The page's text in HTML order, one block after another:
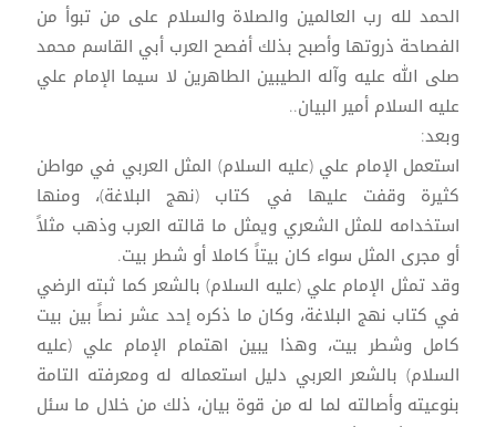
الحمد لله رب العالمين والصلاة والسلام على من تبوأ من
الفصاحة ذروتها وأصبح بذلك أفصح العرب أبي القاسم محمد
صلى الله عليه وآله الطيبين الطاهرين لا سيما الإمام علي
عليه السلام أمير البيان..
وبعد:
استعمل الإمام علي (عليه السلام) المثل العربي في مواطن
كثيرة وقفت عليها في كتاب (نهج البلاغة)، ومنها
استخدامه للمثل الشعري ويمثل ما قالته العرب وذهب مثلاً
أو مجرى المثل سواء كان بيتاً كاملا أو شطر بيت.
وقد تمثل الإمام علي (عليه السلام) بالشعر كما ثبته الرضي
في كتاب نهج البلاغة، وكان ما ذكره إحد عشر نصاً بين بيت
كامل وشطر بيت، وهذا يبين اهتمام الإمام علي (عليه
السلام) بالشعر العربي دليل استعماله له ومعرفته التامة
بنوعيته وأصالته لما له من قوة بيان، ذلك من خلال ما سئل